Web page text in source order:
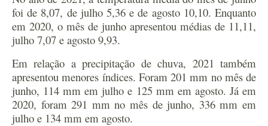
foi de 8,07, de julho 5,36 e de agosto 10,10. Enquanto
em 2020, o mês de junho apresentou médias de 11,11,
julho 7,07 e agosto 9,93.
Em relação a precipitação de chuva, 2021 também
apresentou menores índices. Foram 201 mm no mês de
junho, 114 mm em julho e 125 mm em agosto. Já em
2020, foram 291 mm no mês de junho, 336 mm em
julho e 134 mm em agosto.